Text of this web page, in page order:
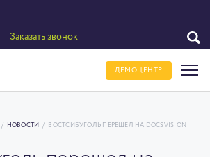
Заказать звонок
ДЕМОЦЕНТР
/ НОВОСТИ / ВОСТСИБУГОЛЬ ПЕРЕШЕЛ НА DOCSVISION